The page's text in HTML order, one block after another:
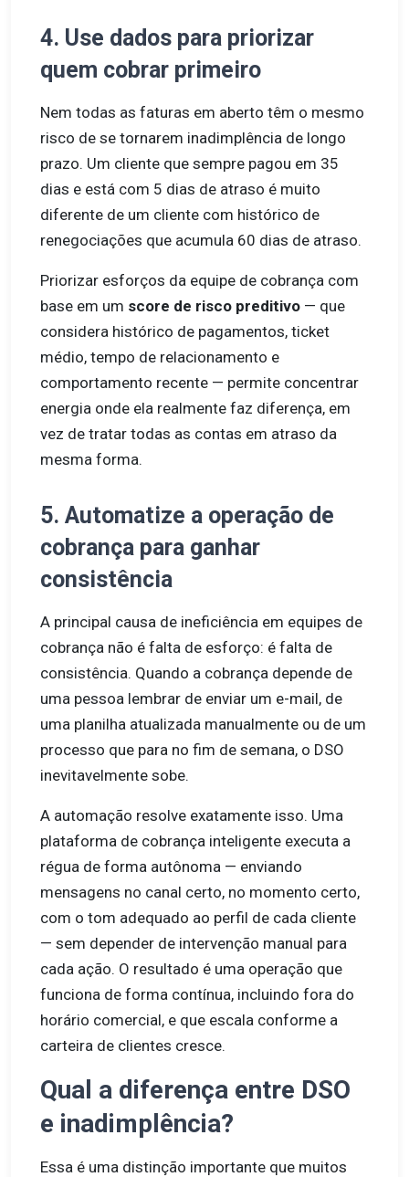
4. Use dados para priorizar
quem cobrar primeiro
Nem todas as faturas em aberto têm o mesmo
risco de se tornarem inadimplência de longo
prazo. Um cliente que sempre pagou em 35
dias e está com 5 dias de atraso é muito
diferente de um cliente com histórico de
renegociações que acumula 60 dias de atraso.
Priorizar esforços da equipe de cobrança com
base em um score de risco preditivo — que
considera histórico de pagamentos, ticket
médio, tempo de relacionamento e
comportamento recente — permite concentrar
energia onde ela realmente faz diferença, em
vez de tratar todas as contas em atraso da
mesma forma.
5. Automatize a operação de
cobrança para ganhar
consistência
A principal causa de ineficiência em equipes de
cobrança não é falta de esforço: é falta de
consistência. Quando a cobrança depende de
uma pessoa lembrar de enviar um e-mail, de
uma planilha atualizada manualmente ou de um
processo que para no fim de semana, o DSO
inevitavelmente sobe.
A automação resolve exatamente isso. Uma
plataforma de cobrança inteligente executa a
régua de forma autônoma — enviando
mensagens no canal certo, no momento certo,
com o tom adequado ao perfil de cada cliente
— sem depender de intervenção manual para
cada ação. O resultado é uma operação que
funciona de forma contínua, incluindo fora do
horário comercial, e que escala conforme a
carteira de clientes cresce.
Qual a diferença entre DSO
e inadimplência?
Essa é uma distinção importante que muitos